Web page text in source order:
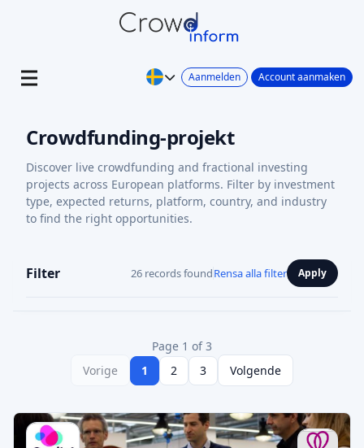
Aanmelden Account aanmaken
Crowdfunding-projekt
Discover live crowdfunding and fractional investing
projects across European platforms. Filter by investment
type, expected returns, platform, country, and industry
to find the right opportunities.
Filter 26 records foundRensa alla filter Apply
Page 1 of 3
Vorige
1 2 3 Volgende